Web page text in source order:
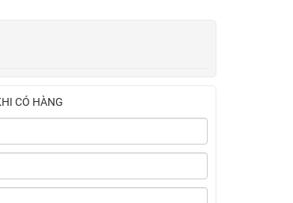
CÓ HÀNG